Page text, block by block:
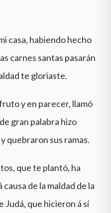
casa, habiendo hecho
carnes santas pasarán
te gloriaste.
y en parecer, llamó
gran palabra hizo
quebraron sus ramas.
que te plantó, ha
de la maldad de la
Judá, que hicieron á sí